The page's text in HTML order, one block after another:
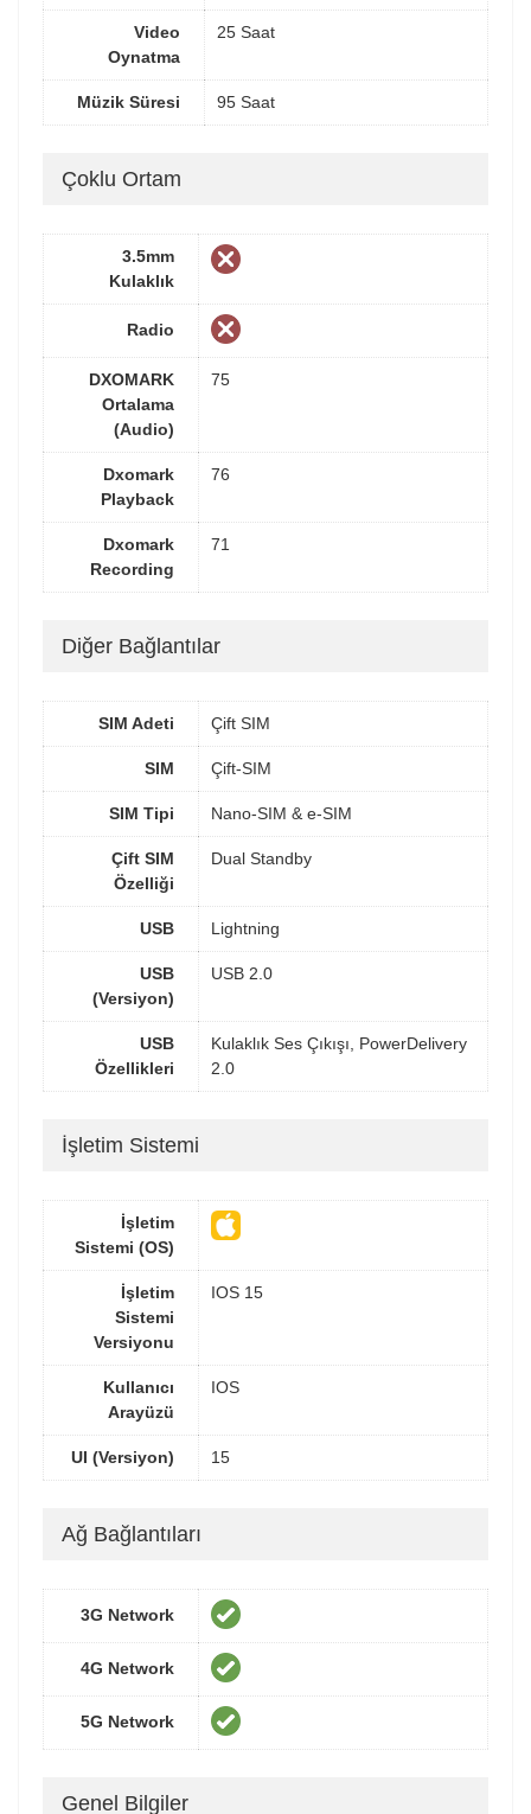
Video
Oynatma
25 Saat
Müzik Süresi 95 Saat
Çoklu Ortam
3.5mm
Kulaklık
Radio
DXOMARK
Ortalama
(Audio)
75
Dxomark
Playback
76
Dxomark
Recording
71
Diğer Bağlantılar
SIM Adeti Çift SIM
SIM Çift-SIM
SIM Tipi Nano-SIM & e-SIM
Çift SIM
Özelliği
Dual Standby
USB Lightning
USB
(Versiyon)
USB 2.0
USB
Özellikleri
Kulaklık Ses Çıkışı, PowerDelivery
2.0
İşletim Sistemi
İşletim
Sistemi (OS)
İşletim
Sistemi
Versiyonu
IOS 15
Kullanıcı
Arayüzü
IOS
UI (Versiyon) 15
Ağ Bağlantıları
3G Network
4G Network
5G Network
Genel Bilgiler